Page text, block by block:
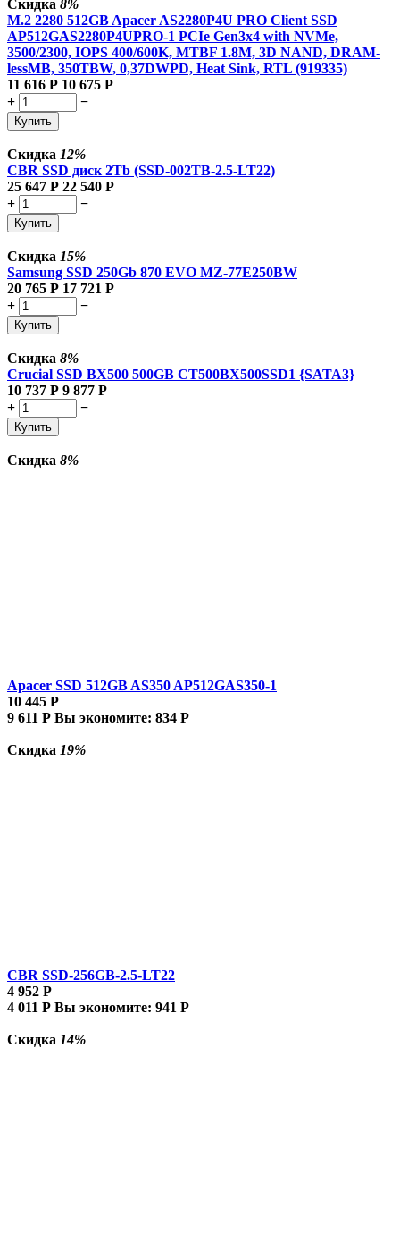
Скидка 8%
M.2 2280 512GB Apacer AS2280P4U PRO Client SSD
AP512GAS2280P4UPRO-1 PCIe Gen3x4 with NVMe,
3500/2300, IOPS 400/600K, MTBF 1.8M, 3D NAND, DRAM-
lessMB, 350TBW, 0,37DWPD, Heat Sink, RTL (919335)
11 616 Р 10 675 Р
+
−
Купить
Скидка 12%
CBR SSD диск 2Tb (SSD-002TB-2.5-LT22)
25 647 Р 22 540 Р
+
−
Купить
Скидка 15%
Samsung SSD 250Gb 870 EVO MZ-77E250BW
20 765 Р 17 721 Р
+
−
Купить
Скидка 8%
Crucial SSD BX500 500GB CT500BX500SSD1 {SATA3}
10 737 Р 9 877 Р
+
−
Купить
Скидка 8%
Apacer SSD 512GB AS350 AP512GAS350-1
10 445 Р
9 611 Р Вы экономите: 834 Р
Скидка 19%
CBR SSD-256GB-2.5-LT22
4 952 Р
4 011 Р Вы экономите: 941 Р
Скидка 14%